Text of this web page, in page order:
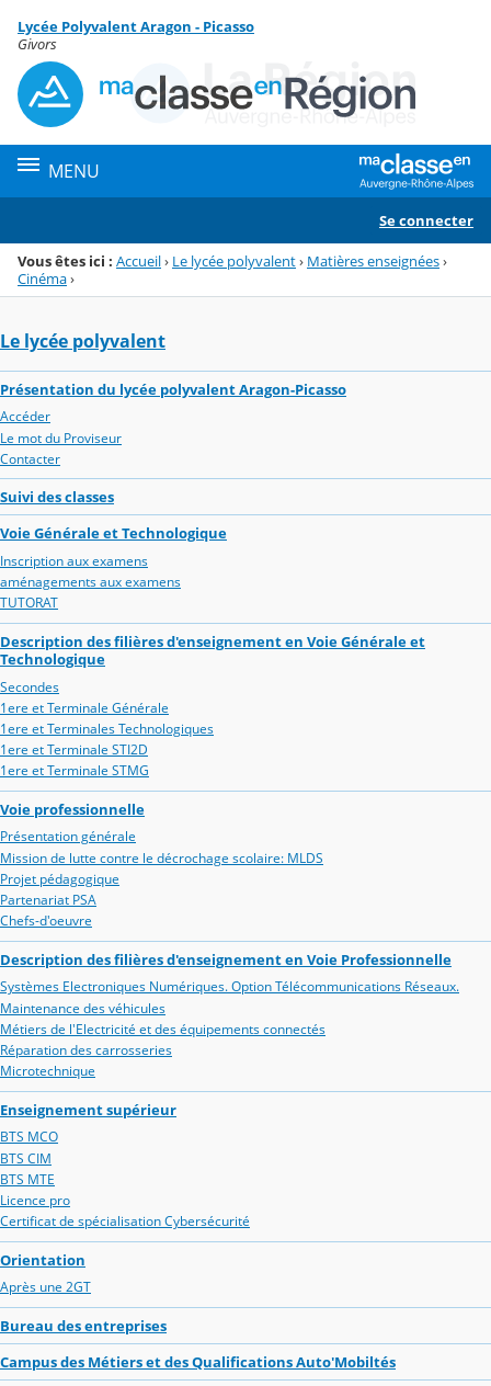
Menu de la rubrique
Contenu
Lycée Polyvalent Aragon - Picasso
Givors
MENU
Se connecter
Vous êtes ici : Accueil› Le lycée polyvalent› Matières enseignées›
Cinéma›
Le lycée polyvalent
Présentation du lycée polyvalent Aragon-Picasso
Accéder
Le mot du Proviseur
Contacter
Suivi des classes
Voie Générale et Technologique
Inscription aux examens
aménagements aux examens
TUTORAT
Description des filières d'enseignement en Voie Générale et
Technologique
Secondes
1ere et Terminale Générale
1ere et Terminales Technologiques
1ere et Terminale STI2D
1ere et Terminale STMG
Voie professionnelle
Présentation générale
Mission de lutte contre le décrochage scolaire: MLDS
Projet pédagogique
Partenariat PSA
Chefs-d'oeuvre
Description des filières d'enseignement en Voie Professionnelle
Systèmes Electroniques Numériques. Option Télécommunications Réseaux.
Maintenance des véhicules
Métiers de l'Electricité et des équipements connectés
Réparation des carrosseries
Microtechnique
Enseignement supérieur
BTS MCO
BTS CIM
BTS MTE
Licence pro
Certificat de spécialisation Cybersécurité
Orientation
Après une 2GT
Bureau des entreprises
Campus des Métiers et des Qualifications Auto'Mobiltés